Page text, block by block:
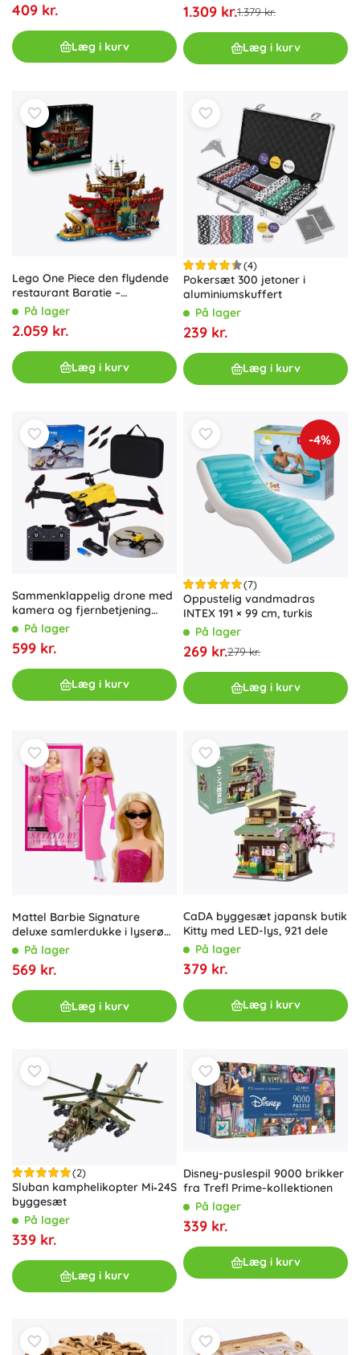
409 kr.
Læg i kurv
1.309 kr.1.379 kr.
Læg i kurv
Lego One Piece den flydende
restaurant Baratie –
samlermodel til voksne
På lager
2.059 kr.
Læg i kurv
(4)
Pokersæt 300 jetoner i
aluminiumskuffert
På lager
239 kr.
Læg i kurv
Sammenklappelig drone med
kamera og fjernbetjening
med hukommelseskort
På lager
599 kr.
Læg i kurv
-4%
(7)
Oppustelig vandmadras
INTEX 191 × 99 cm, turkis
På lager
269 kr.279 kr.
Læg i kurv
Mattel Barbie Signature
deluxe samlerdukke i lyserødt
sæt Day to Night styled by
Andrew Mukamal
På lager
569 kr.
Læg i kurv
CaDA byggesæt japansk butik
Kitty med LED-lys, 921 dele
På lager
379 kr.
Læg i kurv
(2)
Sluban kamphelikopter Mi‑24S
byggesæt
På lager
339 kr.
Læg i kurv
Disney-puslespil 9000 brikker
fra Trefl Prime-kollektionen
På lager
339 kr.
Læg i kurv